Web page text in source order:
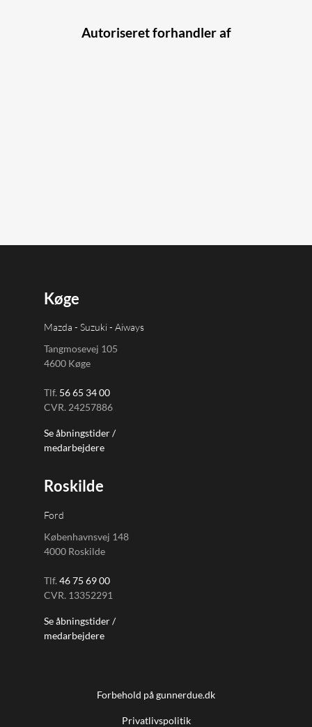
Autoriseret forhandler af
Køge
Mazda - Suzuki - Aiways
Tangmosevej 105
4600 Køge
Tlf. 56 65 34 00
CVR. 24257886
Se åbningstider /
medarbejdere
Roskilde
Ford
Københavnsvej 148
4000 Roskilde
Tlf. 46 75 69 00
CVR. 13352291
Se åbningstider /
medarbejdere
Forbehold på gunnerdue.dk
Privatlivspolitik